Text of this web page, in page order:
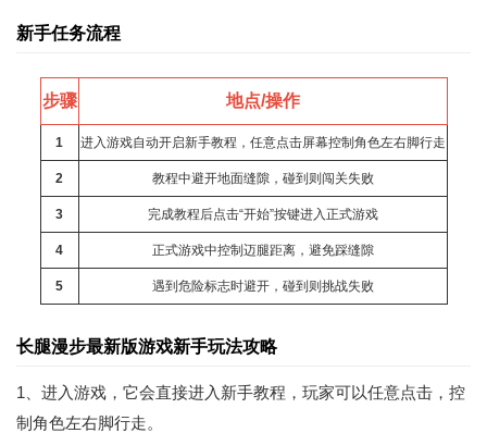
新手任务流程
步骤 地点/操作
1 进入游戏自动开启新手教程，任意点击屏幕控制角色左右脚行走
2 教程中避开地面缝隙，碰到则闯关失败
3 完成教程后点击“开始”按键进入正式游戏
4 正式游戏中控制迈腿距离，避免踩缝隙
5 遇到危险标志时避开，碰到则挑战失败
长腿漫步最新版游戏新手玩法攻略
1、进入游戏，它会直接进入新手教程，玩家可以任意点击，控
制角色左右脚行走。